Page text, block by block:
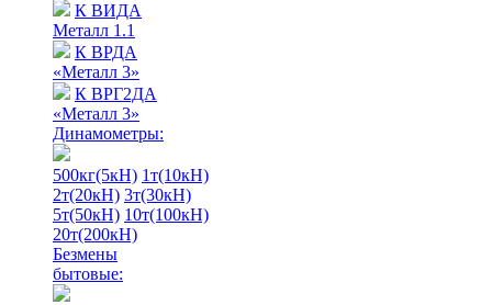
К ВИДА
Металл 1.1
К ВРДА
«Металл 3»
К ВРГ2ДА
«Металл 3»
Динамометры:
500кг(5кН) 1т(10кН)
2т(20кН) 3т(30кН)
5т(50кН) 10т(100кН)
20т(200кН)
Безмены
бытовые: